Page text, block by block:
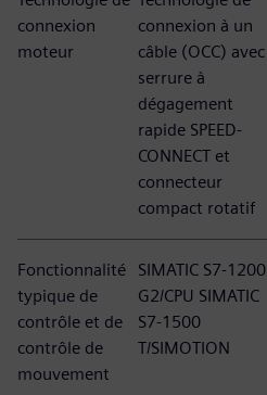
connexion
moteur
connexion à un
câble (OCC) avec
serrure à
dégagement
rapide SPEED-
CONNECT et
connecteur
compact rotatif
Fonctionnalité
typique de
contrôle et de
contrôle de
mouvement
SIMATIC S7-1200
G2/CPU SIMATIC
S7-1500
T/SIMOTION